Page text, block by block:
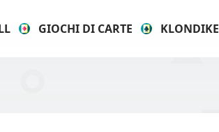
GIOCHI DI CARTE KLONDIKE